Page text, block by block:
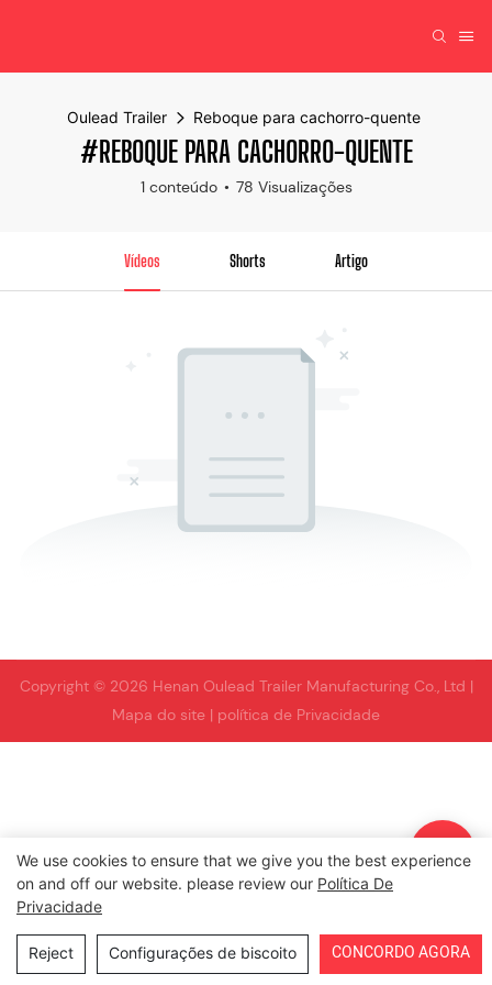
Oulead Trailer Reboque para cachorro-quente
#REBOQUE PARA CACHORRO-QUENTE
1 conteúdo 78 Visualizações
Vídeos Shorts Artigo
Copyright © 2026 Henan Oulead Trailer Manufacturing Co., Ltd |
Mapa do site | política de Privacidade
We use cookies to ensure that we give you the best experience
on and off our website. please review our Política De
Privacidade
Reject Configurações de biscoito CONCORDO AGORA